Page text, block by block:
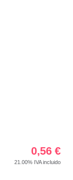
0,56 €
21.00% IVA incluido